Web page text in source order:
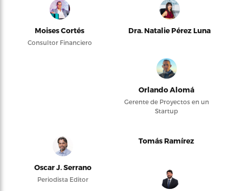
Moises Cortés
Consultor Financiero
Dra. Natalie Pérez Luna
Orlando Alomá
Gerente de Proyectos en un
Startup
Oscar J. Serrano
Periodista Editor
Tomás Ramírez